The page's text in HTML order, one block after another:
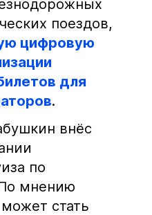
поездов,
цифровую
для
.
внёс
по
мнению
стать